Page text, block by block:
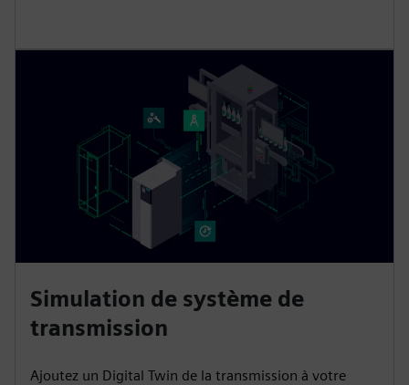
Simulation de système de
transmission
Ajoutez un Digital Twin de la transmission à votre